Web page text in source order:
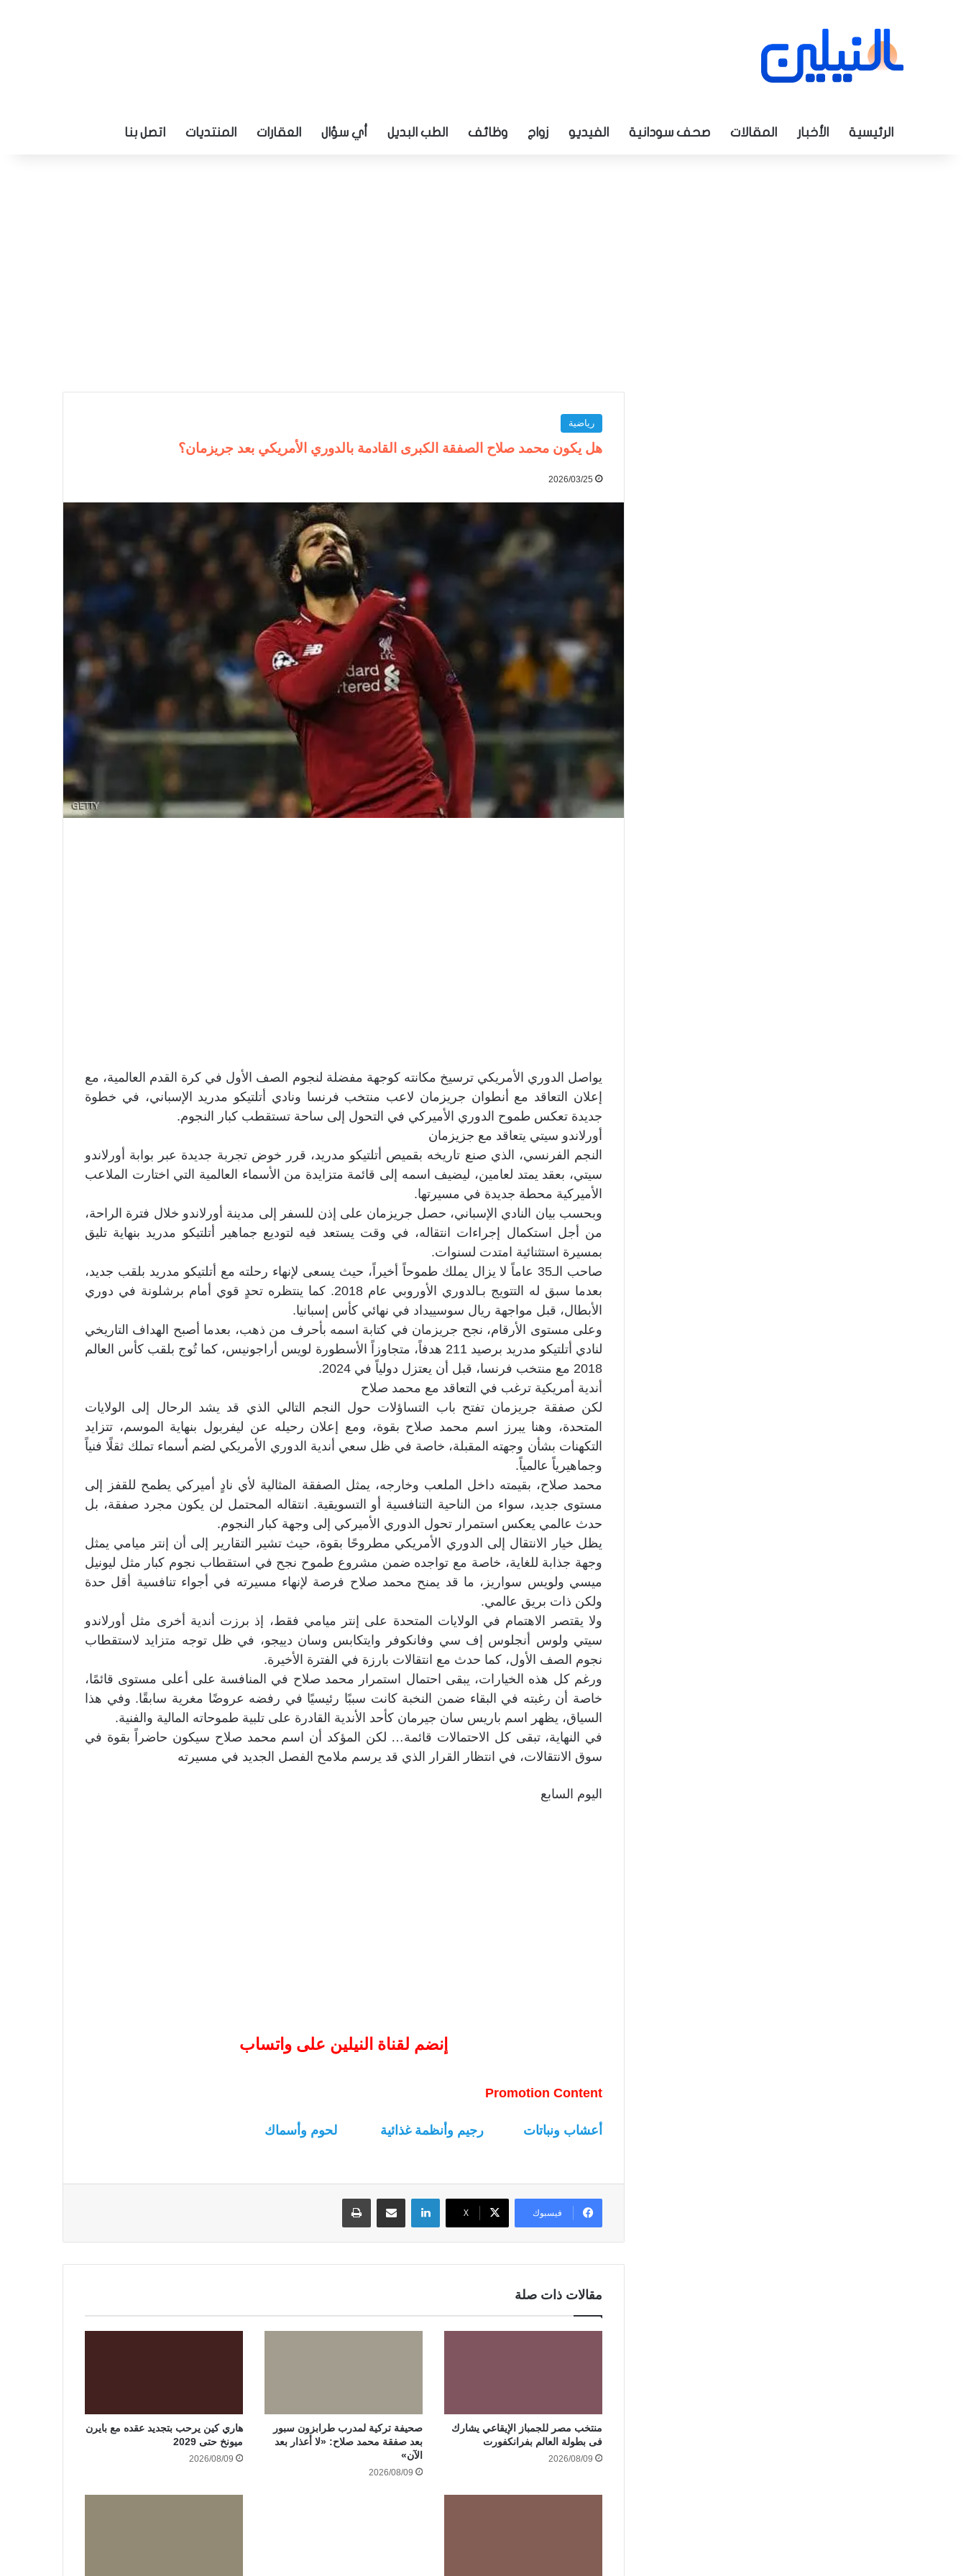
الرئيسية الأخبار المقالات صحف سودانية الفيديو زواج وظائف الطب البديل أي سؤال العقارات المنتديات اتصل بنا
رياضية
هل يكون محمد صلاح الصفقة الكبرى القادمة بالدوري الأمريكي بعد جريزمان؟
2026/03/25
يواصل الدوري الأمريكي ترسيخ مكانته كوجهة مفضلة لنجوم الصف الأول في كرة القدم العالمية، مع
إعلان التعاقد مع أنطوان جريزمان لاعب منتخب فرنسا ونادي أتلتيكو مدريد الإسباني، في خطوة
جديدة تعكس طموح الدوري الأميركي في التحول إلى ساحة تستقطب كبار النجوم.
أورلاندو سيتي يتعاقد مع جزيزمان
النجم الفرنسي، الذي صنع تاريخه بقميص أتلتيكو مدريد، قرر خوض تجربة جديدة عبر بوابة أورلاندو
سيتي، بعقد يمتد لعامين، ليضيف اسمه إلى قائمة متزايدة من الأسماء العالمية التي اختارت الملاعب
الأميركية محطة جديدة في مسيرتها.
وبحسب بيان النادي الإسباني، حصل جريزمان على إذن للسفر إلى مدينة أورلاندو خلال فترة الراحة،
من أجل استكمال إجراءات انتقاله، في وقت يستعد فيه لتوديع جماهير أتلتيكو مدريد بنهاية تليق
بمسيرة استثنائية امتدت لسنوات.
صاحب الـ35 عاماً لا يزال يملك طموحاً أخيراً، حيث يسعى لإنهاء رحلته مع أتلتيكو مدريد بلقب جديد،
بعدما سبق له التتويج بـالدوري الأوروبي عام 2018. كما ينتظره تحدٍ قوي أمام برشلونة في دوري
الأبطال، قبل مواجهة ريال سوسييداد في نهائي كأس إسبانيا.
وعلى مستوى الأرقام، نجح جريزمان في كتابة اسمه بأحرف من ذهب، بعدما أصبح الهداف التاريخي
لنادي أتلتيكو مدريد برصيد 211 هدفاً، متجاوزاً الأسطورة لويس أراجونيس، كما تُوج بلقب كأس العالم
2018 مع منتخب فرنسا، قبل أن يعتزل دولياً في 2024.
أندية أمريكية ترغب في التعاقد مع محمد صلاح
لكن صفقة جريزمان تفتح باب التساؤلات حول النجم التالي الذي قد يشد الرحال إلى الولايات
المتحدة، وهنا يبرز اسم محمد صلاح بقوة، ومع إعلان رحيله عن ليفربول بنهاية الموسم، تتزايد
التكهنات بشأن وجهته المقبلة، خاصة في ظل سعي أندية الدوري الأمريكي لضم أسماء تملك ثقلًا فنياً
وجماهيرياً عالمياً.
محمد صلاح، بقيمته داخل الملعب وخارجه، يمثل الصفقة المثالية لأي نادٍ أميركي يطمح للقفز إلى
مستوى جديد، سواء من الناحية التنافسية أو التسويقية. انتقاله المحتمل لن يكون مجرد صفقة، بل
حدث عالمي يعكس استمرار تحول الدوري الأميركي إلى وجهة كبار النجوم.
يظل خيار الانتقال إلى الدوري الأمريكي مطروحًا بقوة، حيث تشير التقارير إلى أن إنتر ميامي يمثل
وجهة جذابة للغاية، خاصة مع تواجده ضمن مشروع طموح نجح في استقطاب نجوم كبار مثل ليونيل
ميسي ولويس سواريز، ما قد يمنح محمد صلاح فرصة لإنهاء مسيرته في أجواء تنافسية أقل حدة
ولكن ذات بريق عالمي.
ولا يقتصر الاهتمام في الولايات المتحدة على إنتر ميامي فقط، إذ برزت أندية أخرى مثل أورلاندو
سيتي ولوس أنجلوس إف سي وفانكوفر وايتكابس وسان دييجو، في ظل توجه متزايد لاستقطاب
نجوم الصف الأول، كما حدث مع انتقالات بارزة في الفترة الأخيرة.
ورغم كل هذه الخيارات، يبقى احتمال استمرار محمد صلاح في المنافسة على أعلى مستوى قائمًا،
خاصة أن رغبته في البقاء ضمن النخبة كانت سببًا رئيسيًا في رفضه عروضًا مغرية سابقًا. وفي هذا
السياق، يظهر اسم باريس سان جيرمان كأحد الأندية القادرة على تلبية طموحاته المالية والفنية.
في النهاية، تبقى كل الاحتمالات قائمة… لكن المؤكد أن اسم محمد صلاح سيكون حاضراً بقوة في
سوق الانتقالات، في انتظار القرار الذي قد يرسم ملامح الفصل الجديد في مسيرته
اليوم السابع
إنضم لقناة النيلين على واتساب
Promotion Content
أعشاب ونباتات رجيم وأنظمة غذائية لحوم وأسماك
فيسبوك ‫X
لينكدإن
مقالات ذات صلة
منتخب مصر للجمباز الإيقاعي يشارك
فى بطولة العالم بفرانكفورت
2026/08/09
صحيفة تركية لمدرب طرابزون سبور
بعد صفقة محمد صلاح: «لا أعذار بعد
الآن»
2026/08/09
هاري كين يرحب بتجديد عقده مع بايرن
ميونخ حتى 2029
2026/08/09